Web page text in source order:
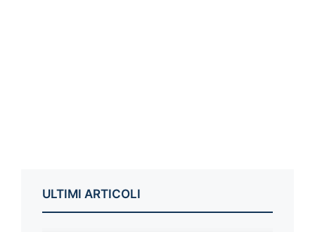
ULTIMI ARTICOLI